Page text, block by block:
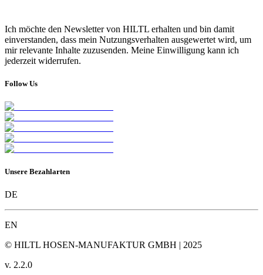
Ich möchte den Newsletter von HILTL erhalten und bin damit
einverstanden, dass mein Nutzungsverhalten ausgewertet wird, um
mir relevante Inhalte zuzusenden. Meine Einwilligung kann ich
jederzeit widerrufen.
Follow Us
Unsere Bezahlarten
DE
EN
© HILTL HOSEN-MANUFAKTUR GMBH | 2025
v. 2.2.0